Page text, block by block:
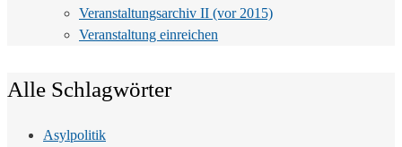
Veranstaltungsarchiv II (vor 2015)
Veranstaltung einreichen
Alle Schlagwörter
Asylpolitik